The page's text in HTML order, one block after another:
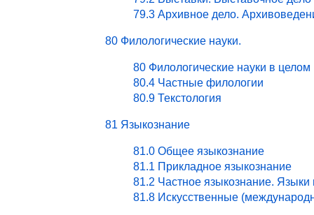
79.3 Архивное дело.
80 Филологические науки.
80 Филологические науки в целом
80.4 Частные филологии
80.9 Текстология
81 Языкознание
81.0 Общее языкознание
81.1 Прикладное языкознание
81.2 Частное языкознание. Языки
81.8 Искусственные